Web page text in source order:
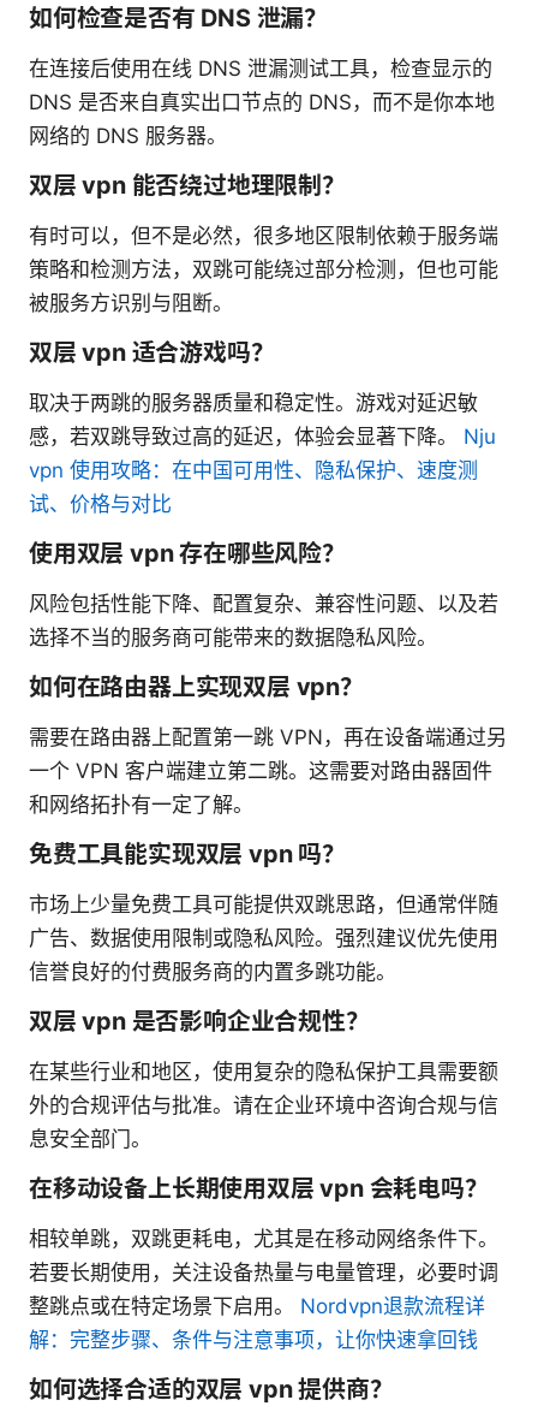
如何检查是否有 DNS 泄漏？
在连接后使用在线 DNS 泄漏测试工具，检查显示的
DNS 是否来自真实出口节点的 DNS，而不是你本地
网络的 DNS 服务器。
双层 vpn 能否绕过地理限制？
有时可以，但不是必然，很多地区限制依赖于服务端
策略和检测方法，双跳可能绕过部分检测，但也可能
被服务方识别与阻断。
双层 vpn 适合游戏吗？
取决于两跳的服务器质量和稳定性。游戏对延迟敏
感，若双跳导致过高的延迟，体验会显著下降。 Nju
vpn 使用攻略：在中国可用性、隐私保护、速度测
试、价格与对比
使用双层 vpn 存在哪些风险？
风险包括性能下降、配置复杂、兼容性问题、以及若
选择不当的服务商可能带来的数据隐私风险。
如何在路由器上实现双层 vpn？
需要在路由器上配置第一跳 VPN，再在设备端通过另
一个 VPN 客户端建立第二跳。这需要对路由器固件
和网络拓扑有一定了解。
免费工具能实现双层 vpn 吗？
市场上少量免费工具可能提供双跳思路，但通常伴随
广告、数据使用限制或隐私风险。强烈建议优先使用
信誉良好的付费服务商的内置多跳功能。
双层 vpn 是否影响企业合规性？
在某些行业和地区，使用复杂的隐私保护工具需要额
外的合规评估与批准。请在企业环境中咨询合规与信
息安全部门。
在移动设备上长期使用双层 vpn 会耗电吗？
相较单跳，双跳更耗电，尤其是在移动网络条件下。
若要长期使用，关注设备热量与电量管理，必要时调
整跳点或在特定场景下启用。 Nordvpn退款流程详
解：完整步骤、条件与注意事项，让你快速拿回钱
如何选择合适的双层 vpn 提供商？